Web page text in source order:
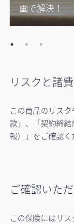
画で解決！
リスクと諸
この商品のリス
款」、「契約締
報）」をご確認く
ご確認いた
この保険にはリ